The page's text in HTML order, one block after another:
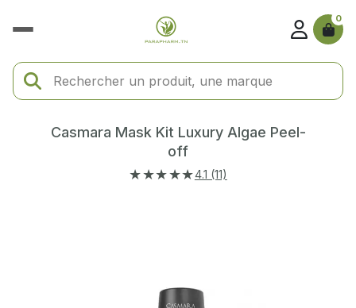
0
Casmara Mask Kit Luxury Algae Peel-
off
★★★★★4.1 (11)